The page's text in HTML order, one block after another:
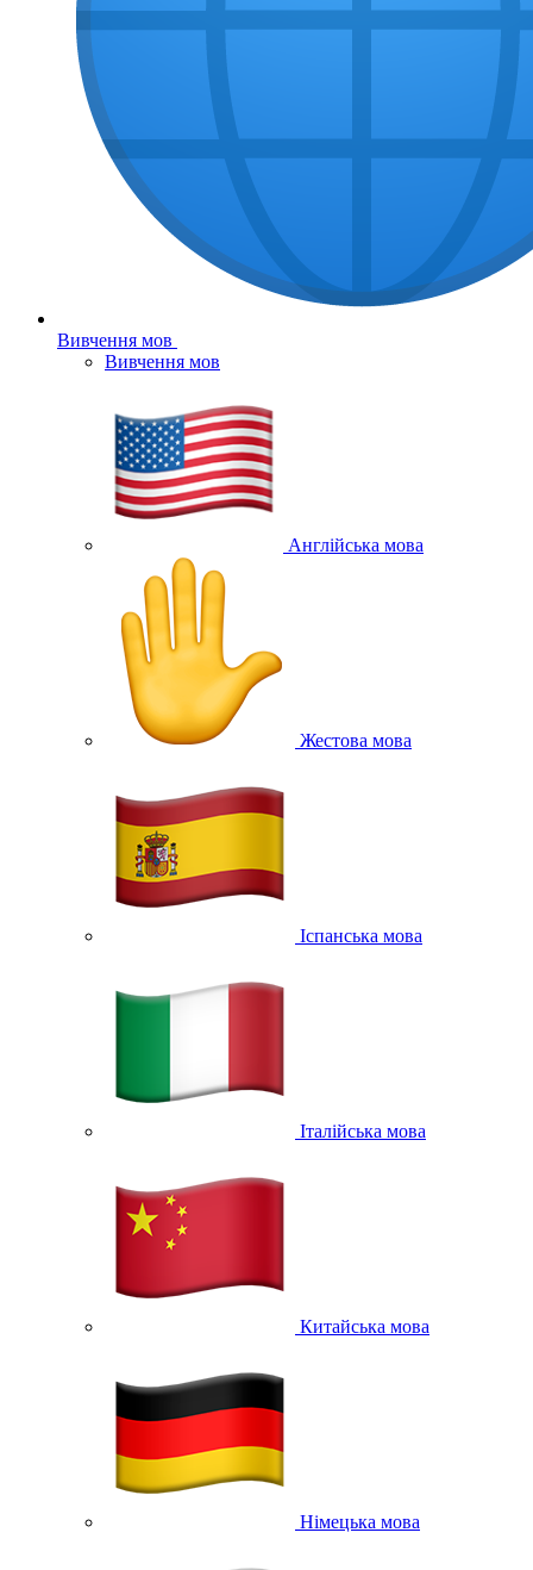
Вивчення мов
Вивчення мов
Англійська мова
Жестова мова
Іспанська мова
Італійська мова
Китайська мова
Німецька мова